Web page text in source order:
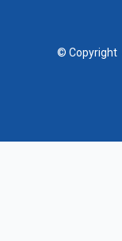
© Copyright